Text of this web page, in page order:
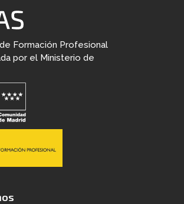
Formación Profesional
por el Ministerio de